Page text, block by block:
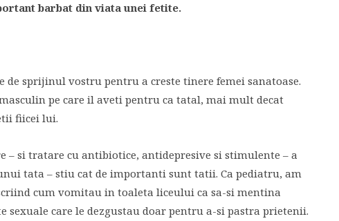
barbat din viata unei fetite.
de sprijinul vostru pentru a creste tinere femei sanatoase.
pe care il aveti pentru ca tatal, mai mult decat
fiicei lui.
– si tratare cu antibiotice, antidepresive si stimulente – a
tata – stiu cat de importanti sunt tatii. Ca pediatru, am
cum vomitau in toaleta liceului ca sa-si mentina
sexuale care le dezgustau doar pentru a-si pastra prietenii.